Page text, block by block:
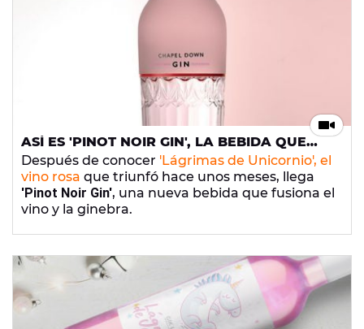
ASÍ ES 'PINOT NOIR GIN', LA BEBIDA QUE
MEZCLA EL VINO Y LA GINEBRA
Después de conocer 'Lágrimas de Unicornio', el
vino rosa que triunfó hace unos meses, llega
'Pinot Noir Gin', una nueva bebida que fusiona el
vino y la ginebra.